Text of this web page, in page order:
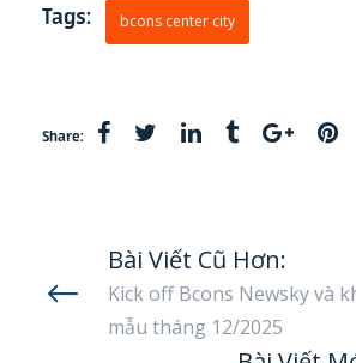
Tags: bcons center city
Share:
Bài Viết Cũ Hơn:
Kick off Bcons Newsky và
mẫu tháng 12/2025